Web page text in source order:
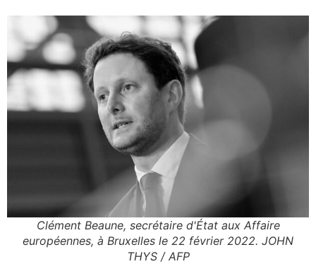
Clément Beaune, secrétaire d'État aux Affaire
européennes, à Bruxelles le 22 février 2022. JOHN
THYS / AFP